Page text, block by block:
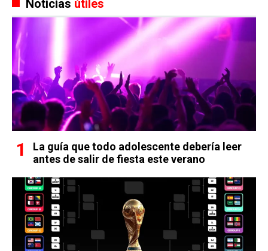
Noticias útiles
La guía que todo adolescente debería leer
antes de salir de fiesta este verano